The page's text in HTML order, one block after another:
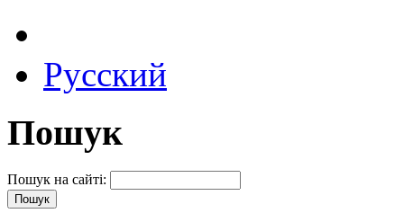
Русский
Пошук
Пошук на сайті: